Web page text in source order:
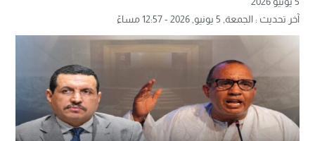
آخر تحديث :الجمعة, 5 يونيو, 2026 - 12:57 مساءً